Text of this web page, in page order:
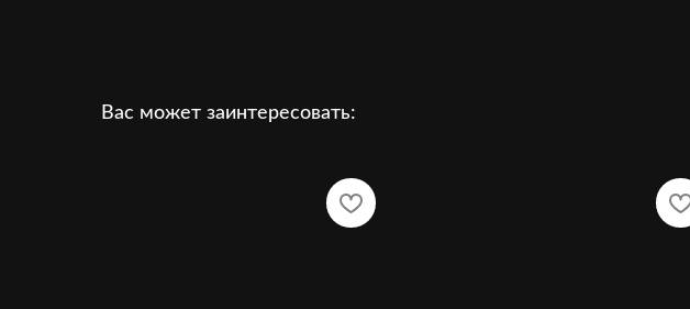
Вас может заинтересовать: